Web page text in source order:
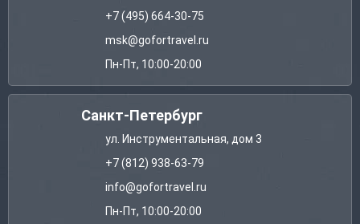
+7 (495) 664-30-75
msk@gofortravel.ru
Пн-Пт, 10:00-20:00
Санкт-Петербург
ул. Инструментальная, дом 3
+7 (812) 938-63-79
info@gofortravel.ru
Пн-Пт, 10:00-20:00